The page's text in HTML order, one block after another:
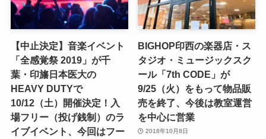
【中止決定】音楽イベント
「全感覚祭 2019」が千
葉・印旛日本医大の
HEAVY DUTYで
10/12（土）開催決定！入
場フリー（投げ銭制）のラ
イブイベント、今回はフー
BIGHOP印西の楽器店・ス
タジオ・ミュージックスク
ール「7th CODE」が
9/25（火）をもって物品販
売を終了、今後は教室運営
を中心に営業
2018年10月8日